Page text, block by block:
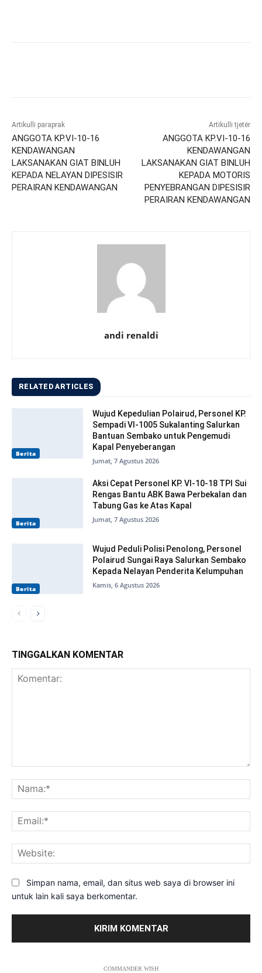
Artikulli paraprak
ANGGOTA KP.VI-10-16
KENDAWANGAN
LAKSANAKAN GIAT BINLUH
KEPADA NELAYAN DIPESISIR
PERAIRAN KENDAWANGAN
Artikulli tjetër
ANGGOTA KP.VI-10-16
KENDAWANGAN
LAKSANAKAN GIAT BINLUH
KEPADA MOTORIS
PENYEBRANGAN DIPESISIR
PERAIRAN KENDAWANGAN
andi renaldi
RELATED ARTICLES
Berita
Wujud Kepedulian Polairud, Personel KP.
Sempadi VI-1005 Sukalanting Salurkan
Bantuan Sembako untuk Pengemudi
Kapal Penyeberangan
Jumat, 7 Agustus 2026
Berita
Aksi Cepat Personel KP. VI-10-18 TPI Sui
Rengas Bantu ABK Bawa Perbekalan dan
Tabung Gas ke Atas Kapal
Jumat, 7 Agustus 2026
Berita
Wujud Peduli Polisi Penolong, Personel
Polairud Sungai Raya Salurkan Sembako
Kepada Nelayan Penderita Kelumpuhan
Kamis, 6 Agustus 2026
TINGGALKAN KOMENTAR
Simpan nama, email, dan situs web saya di browser ini
untuk lain kali saya berkomentar.
COMMANDER WISH